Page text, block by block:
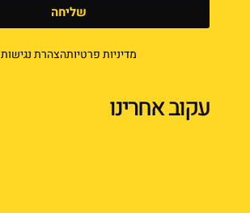
שליחה
מדיניות פרטיותהצהרת נגישות
עקוב אחרינו